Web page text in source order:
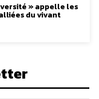
» appelle les
du vivant